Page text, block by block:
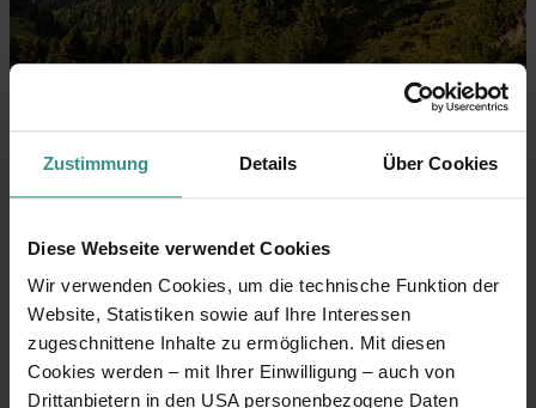
Zustimmung Details Über Cookies
Diese Webseite verwendet Cookies
Wir verwenden Cookies, um die technische Funktion der
Website, Statistiken sowie auf Ihre Interessen
zugeschnittene Inhalte zu ermöglichen. Mit diesen
Cookies werden – mit Ihrer Einwilligung – auch von
Drittanbietern in den USA personenbezogene Daten